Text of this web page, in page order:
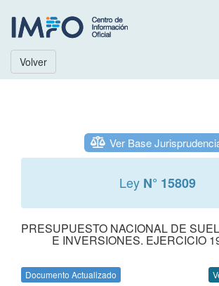
Volver
Ver Base
Ley N° 15809
PRESUPUESTO NACIONAL DE
E INVERSIONES. EJERCICIO
Documento Actualizado